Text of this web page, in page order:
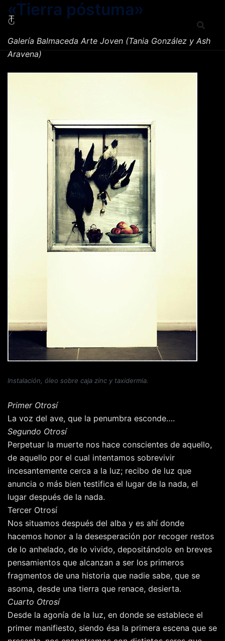
Saltar
«Tierra póstuma»
Galería Balmaceda Arte Joven (Tania González y Ash
Aravena)
Instalación, óleo sobre caja zinc y taxidermia.
Primer Otrosí
La voz del ave, que la penumbra esconde….
Segundo Otrosí
Perpetuar la muerte nos hace conscientes de aquello,
de aquello por el cual intentamos sobrevivir
incesantemente cerca a la luz; recibo de luz que
anuncia o más bien testifica el lugar de la nada, el
lugar después de la nada.
Tercer Otrosí
Nos situamos después del alba y es ahí donde
hacemos honor a la desesperación por recoger restos
de lo anhelado, de lo vivido, depositándolo en breves
pensamientos que alcanzan a ser los primeros
fragmentos de una historia que nadie sabe, que se
asoma, desde una tierra que renace, desierta.
Cuarto Otrosí
Desde la agonía de la luz, en donde se establece el
primer manifiesto, siendo ésa la primera escena que se